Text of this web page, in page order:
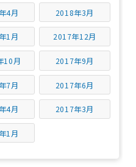
4月 2018年3月
1月 2017年12月
10月 2017年9月
7月 2017年6月
4月 2017年3月
1月